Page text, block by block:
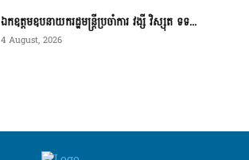
ឯកឧត្តមឧបនាយករដ្ឋមន្ត្រីប្រចាំការ វង្សី វិស្សុត ទទ...
4 August, 2026